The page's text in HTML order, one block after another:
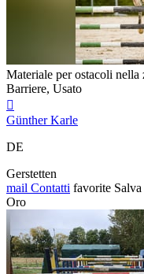
Materiale per ostacoli nella
Barriere, Usato

Günther Karle
DE
Gerstetten
mail Contatti favorite Salva
Oro